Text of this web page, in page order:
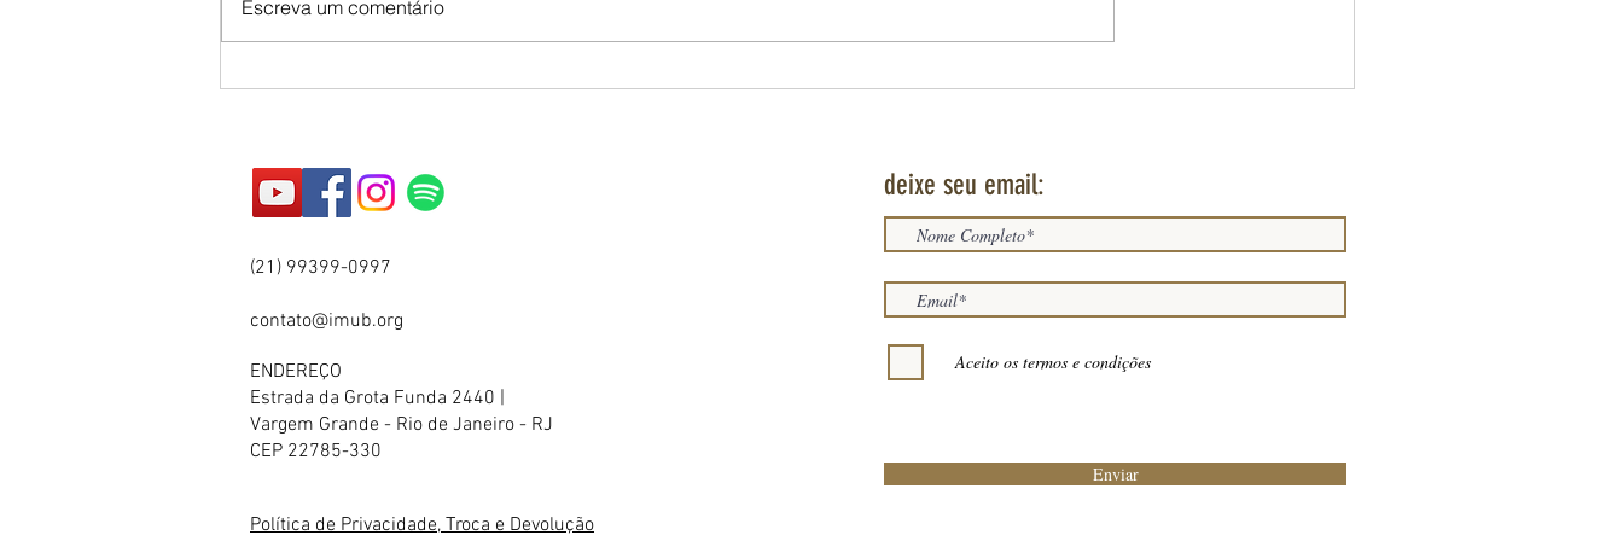
verdade insofismável: “O Lula é
uma cria da USP, das
relação entre o Trono e o Altar e
Escreva um comentário
(21) 99399-0997
contato@imub.org
ENDEREÇO
Estrada da Grota Funda 2440 |
Vargem Grande - Rio de Janeiro - RJ
CEP 22785-330
Política de Privacidade, Troca e Devolução
deixe seu email:
Aceito os termos e condições
Enviar